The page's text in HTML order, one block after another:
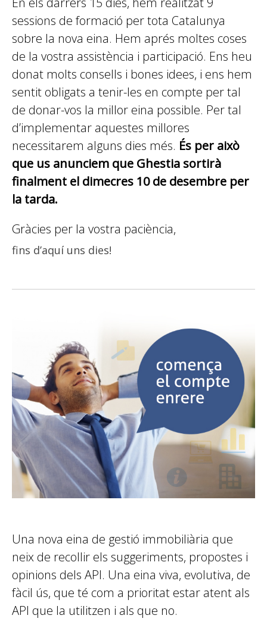
sessions de formació per tota Catalunya
sobre la nova eina. Hem aprés moltes coses
de la vostra assistència i participació. Ens heu
donat molts consells i bones idees, i ens hem
sentit obligats a tenir-les en compte per tal
de donar-vos la millor eina possible. Per tal
d’implementar aquestes millores
necessitarem alguns dies més. És per això
que us anunciem que Ghestia sortirà
finalment el dimecres 10 de desembre per
la tarda.
Gràcies per la vostra paciència,
fins d’aquí uns dies!
Una nova eina de gestió immobiliària que
neix de recollir els suggeriments, propostes i
opinions dels API. Una eina viva, evolutiva, de
fàcil ús, que té com a prioritat estar atent als
API que la utilitzen i als que no.